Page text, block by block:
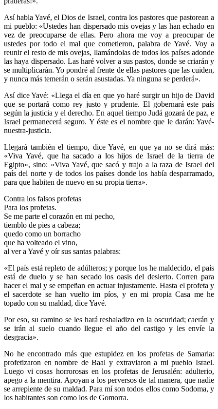
Así habla Yavé, el Dios de Israel, contra los pastores que pastorean a
mi pueblo: «Ustedes han dispersado mis ovejas y las han echado en
vez de preocuparse de ellas. Pero ahora me voy a preocupar de
ustedes por todo el mal que cometieron, palabra de Yavé. Voy a
reunir el resto de mis ovejas, llamándolas de todos los países adonde
las haya dispersado. Las haré volver a sus pastos, donde se criarán y
se multiplicarán. Yo pondré al frente de ellas pastores que las cuiden,
y nunca más temerán o serán asustadas. Ya ninguna se perderá».
Así dice Yavé: «Llega el día en que yo haré surgir un hijo de David
que se portará como rey justo y prudente. El gobernará este país
según la justicia y el derecho. En aquel tiempo Judá gozará de paz, e
Israel permanecerá seguro. Y éste es el nombre que le darán: Yavé-
nuestra-justicia.
Llegará también el tiempo, dice Yavé, en que ya no se dirá más:
«Viva Yavé, que ha sacado a los hijos de Israel de la tierra de
Egipto», sino: «Viva Yavé, que sacó y trajo a la raza de Israel del
país del norte y de todos los países donde los había desparramado,
para que habiten de nuevo en su propia tierra».
Contra los falsos profetas
Para los profetas.
Se me parte el corazón en mi pecho,
tiemblo de pies a cabeza;
quedo como un borracho
que ha volteado el vino,
al ver a Yavé y oír sus santas palabras:
«El país está repleto de adúlteros; y porque los he maldecido, el país
está de duelo y se han secado los oasis del desierto. Corren para
hacer el mal y se empeñan en actuar injustamente. Hasta el profeta y
el sacerdote se han vuelto im píos, y en mi propia Casa me he
topado con su maldad, dice Yavé.
Por eso, su camino se les hará resbaladizo en la oscuridad; caerán y
se irán al suelo cuando llegue el año del castigo y les envíe la
desgracia».
No he encontrado más que estupidez en los profetas de Samaria:
profetizaron en nombre de Baal y extraviaron a mi pueblo Israel.
Luego vi cosas horrorosas en los profetas de Jerusalén: adulterio,
apego a la mentira. Apoyan a los perversos de tal manera, que nadie
se arrepiente de su maldad. Para mí son todos ellos como Sodoma, y
los habitantes son como los de Gomorra.